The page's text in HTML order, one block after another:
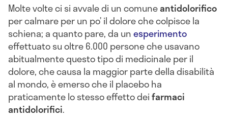
Molte volte ci si avvale di un comuneantidolorifico
per calmare per un po’ il dolore che colpisce la
schiena; a quanto pare, da unesperimento
effettuato su oltre 6.000 persone che usavano
abitualmente questo tipo di medicinale per il
dolore, che causa la maggior parte della disabilità
al mondo, è emerso che il placebo ha
praticamente lo stesso effetto deifarmaci
antidolorifici.